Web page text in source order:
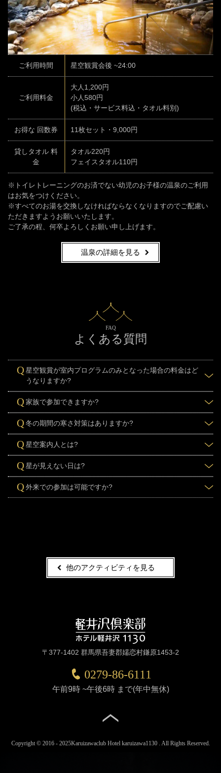
ご利用時間 星空観賞会後 ~24:00
ご利用料金
大人 1,200円
小人580円
(税込・サービス料込・タオル料別)
お得な 回数券 11枚セット・9,000円
貸しタオル 料
金
タオル220円
フェイスタオル110円
※トイレトレーニングのお済でない幼児のお子様の温泉のご利用
はお気をつけください。
※すべてのお湯を交換しなければならなくなりますのでご配慮い
ただきますようお願いいたします。
ご了承の程、何卒よろしくお願い申し上げます。
温泉の詳細を見る
よくある質問
FAQ
質問：
星空観賞が室内プログラムのみとなった場合の料金はど
うなりますか?
答え：
天候不順によって室内プログラム(60分)となった場合
は、大人1,000円・小人700円となります
質問：
家族で参加できますか?
答え：
内容は大人向けのプログラムです。
仕様器具が大人用のため小さなお子様では怪我をする恐
れがございます。
そのため、小学生未満のお子様のご参加をお断りしてお
ります。大変申し訳ございません。
質問：
冬の期間の寒さ対策はありますか?
答え：
寝袋&電気毛布をご用意しております。冬でも寒くない星
空観賞が楽しめます!
念のため防寒具・防寒帽子などを着用し、暖かい服装で
ご参加下さい。
質問：
星空案内人とは?
答え：
浅間山北麓ジオパーク
質問：
星が見えない日は?
答え：
星が見えない日は、星空案内人が星のお話をそのまま延
長して、室内で最大６０分間実施します。
質問：
外来での参加は可能ですか?
他のアクティビティを見る
〒377-1402 群馬県吾妻郡嬬恋村鎌原1453-2
0279-86-6111
午前9時~午後6時まで(年中無休)
Copyright © 2016 - 2025Karuizawaclub Hotel karuizawa1130. All Rights Reserved.